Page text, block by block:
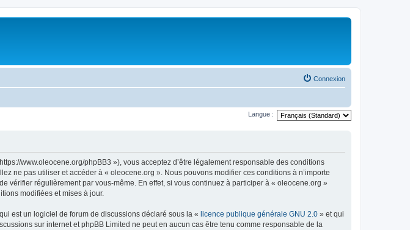
Connexion
Langue :
www.oleocene.org/phpBB3 »), vous acceptez d’être légalement responsable des conditions
ne pas utiliser et accéder à « oleocene.org ». Nous pouvons modifier ces conditions à n’importe
régulièrement par vous-même. En effet, si vous continuez à participer à « oleocene.org »
modifiées et mises à jour.
est un logiciel de forum de discussions déclaré sous la « licence publique générale GNU 2.0 » et qui
sur internet et phpBB Limited ne peut en aucun cas être tenu comme responsable de la